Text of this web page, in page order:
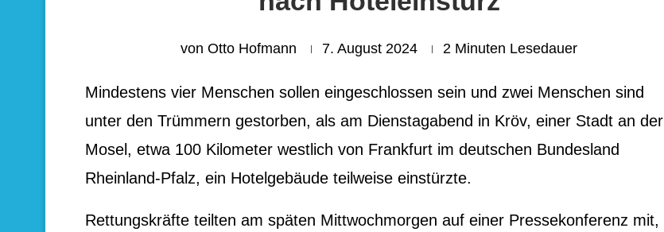
vonOtto Hofmann 7. August 2024 2 Minuten Lesedauer
Mindestens vier Menschen sollen eingeschlossen sein und zwei Menschen sind
unter den Trümmern gestorben, als am Dienstagabend in Kröv, einer Stadt an der
Mosel, etwa 100 Kilometer westlich von Frankfurt im deutschen Bundesland
Rheinland-Pfalz, ein Hotelgebäude teilweise einstürzte.
Rettungskräfte teilten am späten Mittwochmorgen auf einer Pressekonferenz mit,